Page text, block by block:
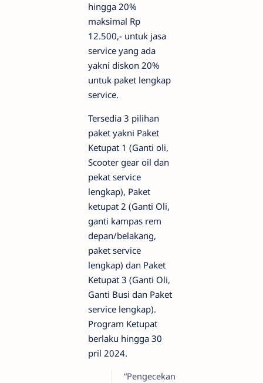
hingga 20%
maksimal Rp
12.500,- untuk jasa
service yang ada
yakni diskon 20%
untuk paket lengkap
service.
Tersedia 3 pilihan
paket yakni Paket
Ketupat 1 (Ganti oli,
Scooter gear oil dan
pekat service
lengkap), Paket
ketupat 2 (Ganti Oli,
ganti kampas rem
depan/belakang,
paket service
lengkap) dan Paket
Ketupat 3 (Ganti Oli,
Ganti Busi dan Paket
service lengkap).
Program Ketupat
berlaku hingga 30
pril 2024.
“Pengecekan